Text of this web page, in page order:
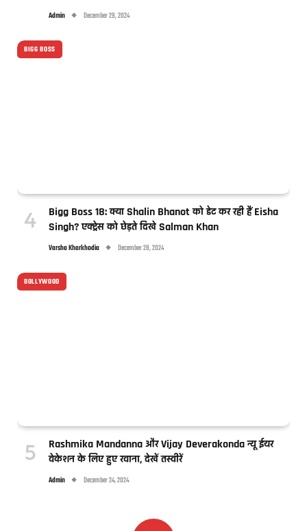
Admin December 29, 2024
BIGG BOSS
Bigg Boss 18: क्या Shalin Bhanot को डेट कर रही हैं Eisha
Singh? एक्ट्रेस को छेड़ते दिखे Salman Khan
Varsha Kharkhodia December 28, 2024
BOLLYWOOD
Rashmika Mandanna और Vijay Deverakonda न्यू ईयर
वेकेशन के लिए हुए रवाना, देखें तस्वीरें
Admin December 24, 2024